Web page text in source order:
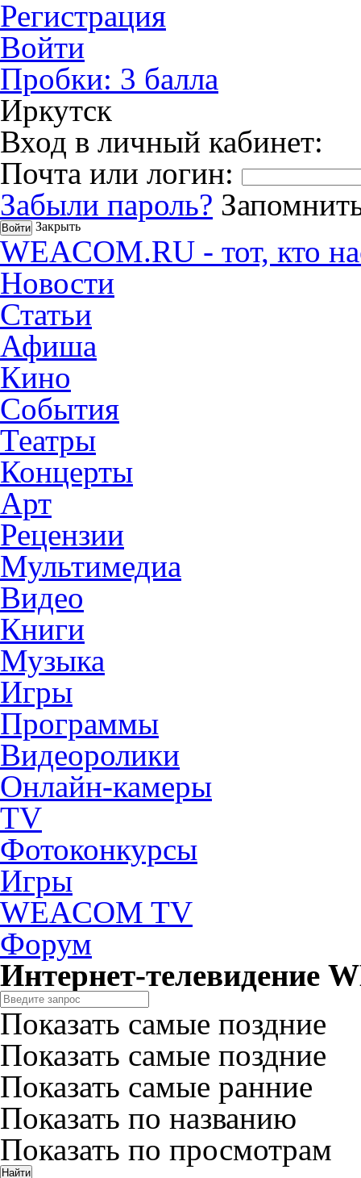
Регистрация
Войти
Пробки: 3 балла
Иркутск
Вход в личный кабинет:
Почта или логин:
Забыли пароль?
Закрыть
WEACOM.RU - тот, кто
Новости
Статьи
Афиша
Кино
События
Театры
Концерты
Арт
Рецензии
Мультимедиа
Видео
Книги
Музыка
Игры
Программы
Видеоролики
Онлайн-камеры
TV
Фотоконкурсы
Игры
WEACOM TV
Форум
Интернет-телевидение
Показать самые поздние
Показать самые поздние
Показать самые ранние
Показать по названию
Показать по просмотрам